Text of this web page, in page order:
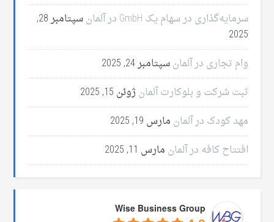
سرمایه‌گذاری در سهام یک GmbH در آلمان
سپتامبر 28,
2025
وام تجاری در آلمانسپتامبر 24, 2025
ثبت شرکت و بلوکارت آلمان ژوئن 15, 2025
مهد کودک در آلمان مارس 19, 2025
افتتاح کافه در آلمان مارس 11, 2025
Wise Business Group